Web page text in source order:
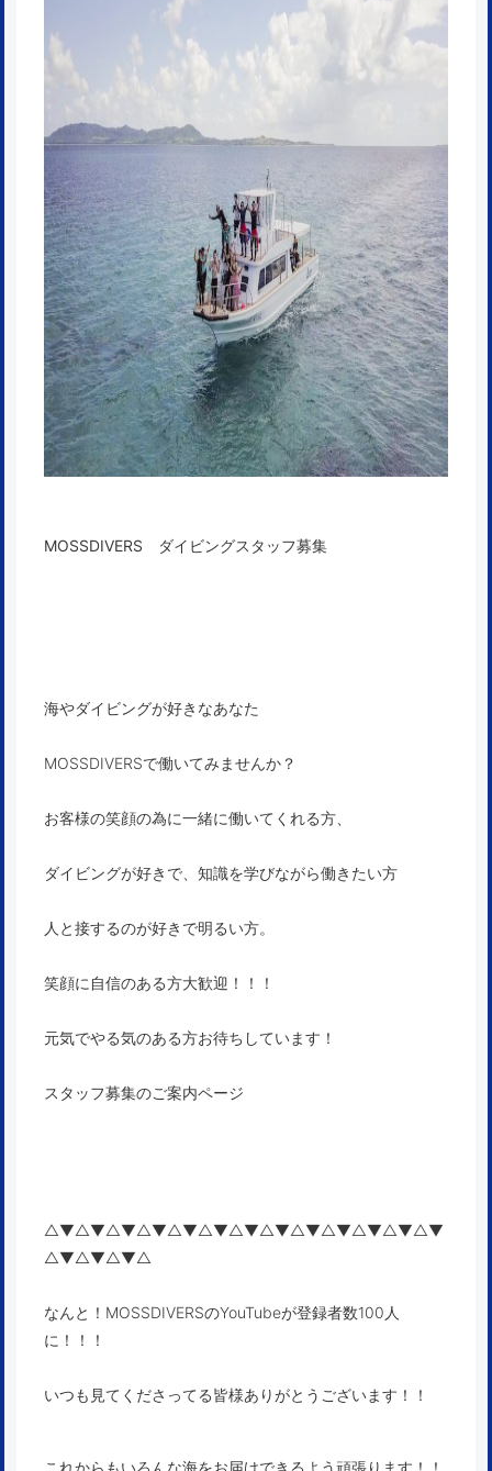
MOSSDIVERS ダイビングスタッフ募集
海やダイビングが好きなあなた
MOSSDIVERSで働いてみませんか？
お客様の笑顔の為に一緒に働いてくれる方、
ダイビングが好きで、知識を学びながら働きたい方
人と接するのが好きで明るい方。
笑顔に自信のある方大歓迎！！！
元気でやる気のある方お待ちしています！
スタッフ募集のご案内ページ
△▼△▼△▼△▼△▼△▼△▼△▼△▼△▼△▼△▼△▼
△▼△▼△▼△
なんと！MOSSDIVERSのYouTubeが登録者数100人
に！！！
いつも見てくださってる皆様ありがとうございます！！